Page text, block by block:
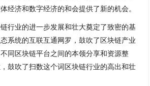
经济和数字经济的和会提供了新的机会。
行业的进一步发展和壮大奠定了致密的基
系统的互联互通网罗，鼓吹了区块链产业
同区块链平台之间的本领分享和资源整
鼓吹了扫数这个词区块链行业的高出和壮